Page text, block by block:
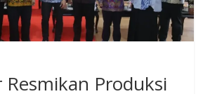
Resmikan Produksi